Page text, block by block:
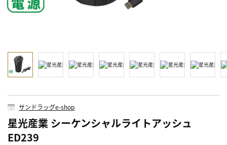
サンドラッグe-shop
星光産業 シーケンシャルライトアッシュ
ED239